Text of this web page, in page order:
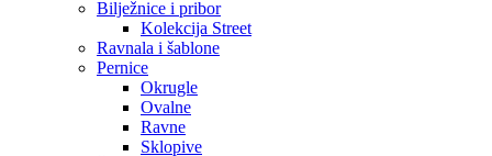
Bilježnice i pribor
Kolekcija Street
Ravnala i šablone
Pernice
Okrugle
Ovalne
Ravne
Sklopive